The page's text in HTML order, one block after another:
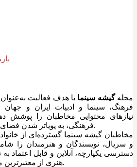
مجلهگیشه سینما با هدف فعالیت
فرهنگ، سینما و ادبیات ایران و
نیازهای محتوایی مخاطبان را پوشش
فرهنگی، به پویاتر شدن فضای فرهنگی کشور کمک کند.
مخاطبان گیشه سینما گسترده‌ای از
و سریال، نویسندگان و هنرمندان را
دسترسی یکپارچه، آنلاین و قابل اعتماد
هنری از معتبرترین منابع ایران و جهان هستند.